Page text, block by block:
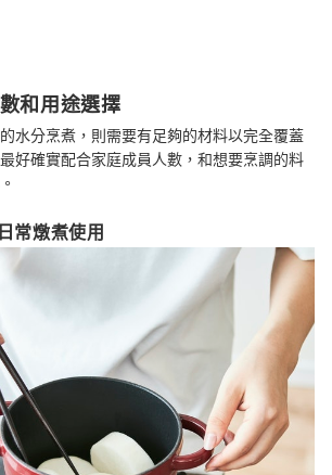
和用途選擇
水分烹煮，則需要有足夠的材料以完全覆蓋
好確實配合家庭成員人數，和想要烹調的料
常燉煮使用